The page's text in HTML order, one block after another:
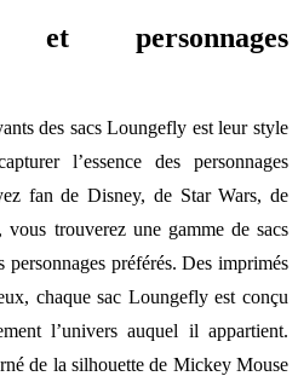
personnages
des sacs Loungefly est leur style
l’essence des personnages
fan de Disney, de Star Wars, de
vous trouverez une gamme de sacs
préférés. Des imprimés
chaque sac Loungefly est conçu
l’univers auquel il appartient.
de la silhouette de Mickey Mouse